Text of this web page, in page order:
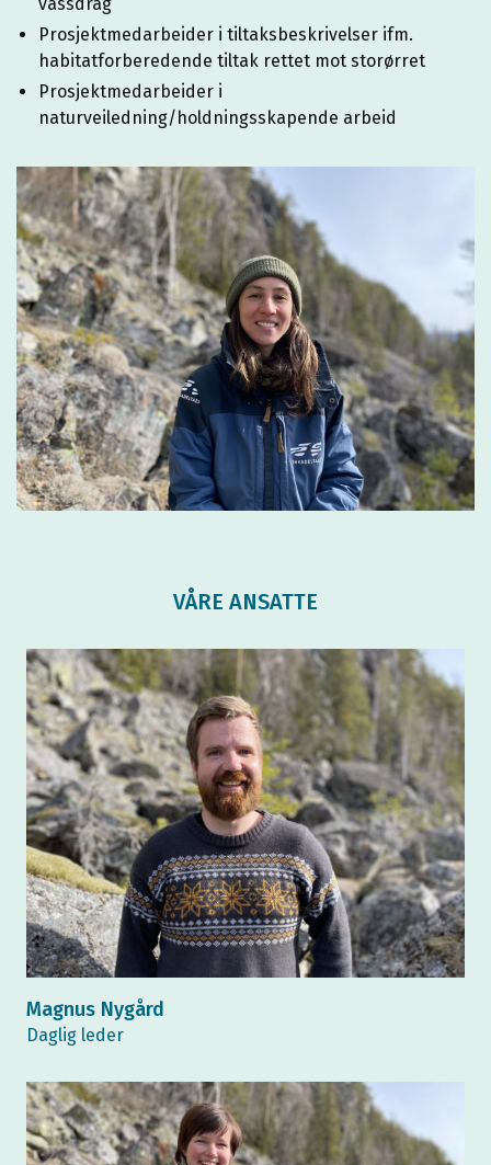
Prosjektmedarbeider i tiltaksbeskrivelser ifm.
habitatforberedende tiltak rettet mot storørret
Prosjektmedarbeider i
naturveiledning/holdningsskapende arbeid
VÅRE ANSATTE
Magnus Nygård
Daglig leder